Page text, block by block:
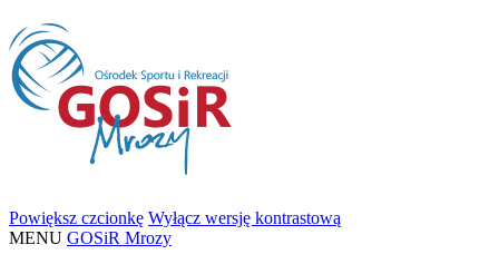
Powiększ czcionkę Wyłącz wersję kontrastową
MENU GOSiR Mrozy